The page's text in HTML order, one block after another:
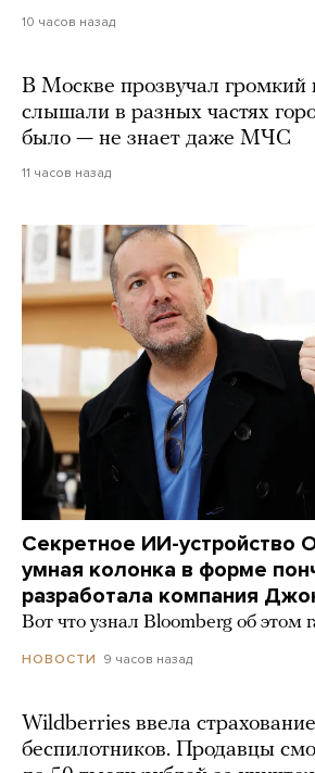
10 часов назад
В Москве прозвучал громкий
слышали в разных частях
было — не знает даже МЧС
11 часов назад
Секретное ИИ-устройство
умная колонка в форме
разработала компания
Вот что узнал Bloomberg об этом
НОВОСТИ 9 часов назад
Wildberries ввела
беспилотников. Продавцы